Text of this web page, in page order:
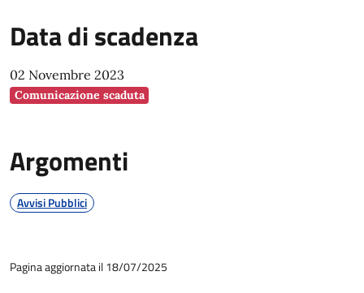
Data di scadenza
02 Novembre 2023
Comunicazione scaduta
Argomenti
Avvisi Pubblici
Pagina aggiornata il 18/07/2025